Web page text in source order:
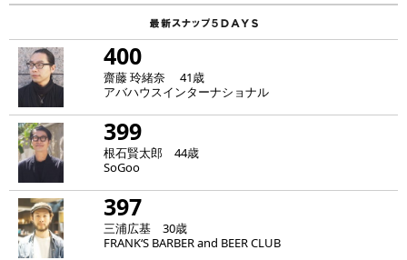
400
齋藤 玲緒奈 41歳
アバハウスインターナショナル
399
根石賢太郎 44歳
SoGoo
397
三浦広基 30歳
FRANK‘S BARBER and BEER CLUB